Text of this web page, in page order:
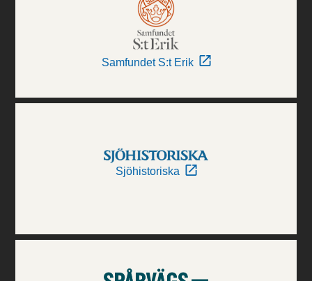
Samfundet S:t Erik
Sjöhistoriska